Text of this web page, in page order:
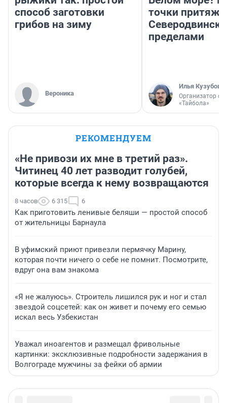
способ заготовки
грибов на зиму
Вероника
точки
Северодвинске
пределами
Илья Кузубов
Организатор
«Тайбола»
РЕКОМЕНДУЕМ
«Не привози их мне в третий раз».
Читинец 40 лет разводит голубей,
которые всегда к нему возвращаются
8 часов 6 315 6
Как приготовить ленивые беляши — простой способ
от жительницы Барнаула
В уфимский приют привезли пермячку Марину,
которая почти ничего о себе не помнит. Посмотрите,
вдруг она вам знакома
«Я не жалуюсь». Строитель лишился рук и ног и стал
звездой соцсетей: как он живет и почему его семью
искал весь Узбекистан
Уважал иноагентов и размещал фривольные
картинки: эксклюзивные подробности задержания в
Волгограде мужчины за фейки об армии